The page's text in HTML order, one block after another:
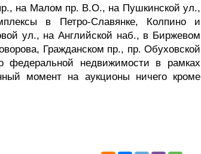
на Малом пр. В.О., на Пушкинской ул.,
в Петро-Славянке, Колпино и
ул., на Английской наб., в Биржевом
Гражданском пр., пр. Обуховской
недвижимости в рамках
момент на аукционы ничего кроме